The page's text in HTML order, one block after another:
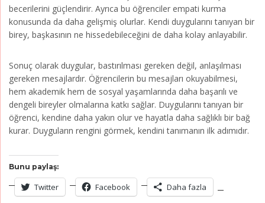
becerilerini güçlendirir. Ayrıca bu öğrenciler empati kurma
konusunda da daha gelişmiş olurlar. Kendi duygularını tanıyan bir
birey, başkasının ne hissedebileceğini de daha kolay anlayabilir.
Sonuç olarak duygular, bastırılması gereken değil, anlaşılması
gereken mesajlardır. Öğrencilerin bu mesajları okuyabilmesi,
hem akademik hem de sosyal yaşamlarında daha başarılı ve
dengeli bireyler olmalarına katkı sağlar. Duygularını tanıyan bir
öğrenci, kendine daha yakın olur ve hayatla daha sağlıklı bir bağ
kurar. Duyguların rengini görmek, kendini tanımanın ilk adımıdır.
Bunu paylaş:
Twitter Facebook Daha fazla